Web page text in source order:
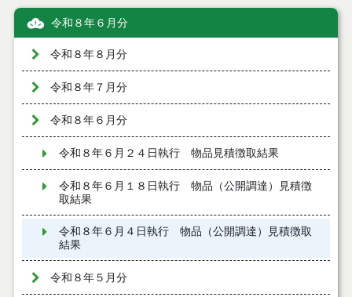
令和８年６月分
令和８年８月分
令和８年７月分
令和８年６月分
令和８年６月２４日執行 物品見積徴取結果
令和８年６月１８日執行 物品（公開調達）見積徴
取結果
令和８年６月４日執行 物品（公開調達）見積徴取
結果
令和８年５月分